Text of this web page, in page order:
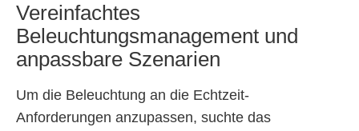
Vereinfachtes
Beleuchtungsmanagement und
anpassbare Szenarien
Um die Beleuchtung an die Echtzeit-
Anforderungen anzupassen, suchte das